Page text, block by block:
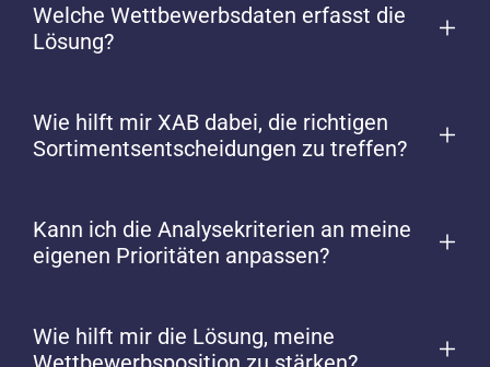
Welche Wettbewerbsdaten erfasst die
Lösung?
Wie hilft mir XAB dabei, die richtigen
Sortimentsentscheidungen zu treffen?
Kann ich die Analyse­kriterien an meine
eigenen Prioritäten anpassen?
Wie hilft mir die Lösung, meine